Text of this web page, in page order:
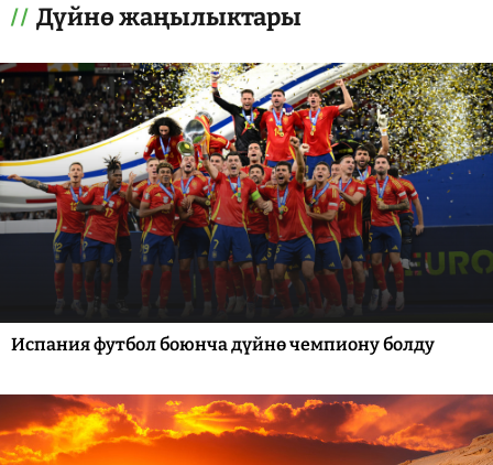
Дүйнө жаңылыктары
Испания футбол боюнча дүйнө чемпиону болду